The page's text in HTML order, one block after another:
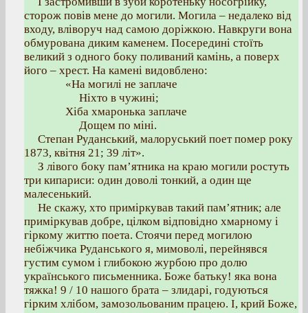
сторож повів мене до могили. Могила – недалеко від
входу, вліворуч над самою доріжкою. Навкруги вона
обмурована диким каменем. Посередині стоїть
великий з одного боку поливаний камінь, а поверх
його – хрест. На камені видовблено:
«На могилі не заплаче
Ніхто в чужині;
Хіба хмаронька заплаче
Дощем по міні.
Степан Руданський, малоруський поет помер року
1873, квітня 21; 39 літ».
З лівого боку пам’ятника на краю могили ростуть
три кипариси: один доволі тонкий, а один ще
малесенький.
Не скажу, хто приміркував такий пам’ятник; але
приміркував добре, цілком відповідно хмарному і
гіркому життю поета. Стоячи перед могилою
небіжчика Руданського я, мимоволі, перейнявся
густим сумом і глибокою журбою про долю
українського письменника. Боже батьку! яка вона
тяжка! 9 / 10 нашого брата – злидарі, годуються
гірким хлібом, замозольованим працею. І, крий Боже,